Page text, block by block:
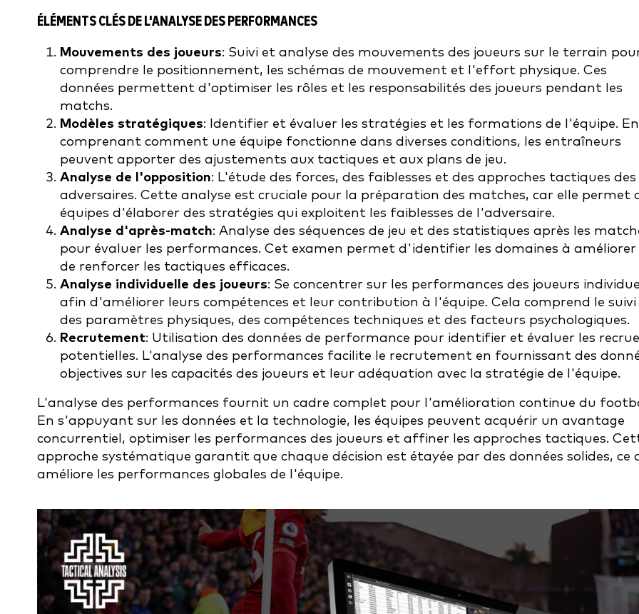
ÉLÉMENTS CLÉS DE L'ANALYSE DES PERFORMANCES
Mouvements des joueurs: Suivi et analyse des mouvements des joueurs sur le terrain
comprendre le positionnement, les schémas de mouvement et l'effort physique. Ces
données permettent d'optimiser les rôles et les responsabilités des joueurs pendant les
matchs.
Modèles stratégiques: Identifier et évaluer les stratégies et les formations de l'équipe. En
comprenant comment une équipe fonctionne dans diverses conditions, les entraîneurs
peuvent apporter des ajustements aux tactiques et aux plans de jeu.
Analyse de l'opposition: L'étude des forces, des faiblesses et des approches tactiques des
adversaires. Cette analyse est cruciale pour la préparation des matches, car elle permet
équipes d'élaborer des stratégies qui exploitent les faiblesses de l'adversaire.
Analyse d'après-match: Analyse des séquences de jeu et des statistiques après les
pour évaluer les performances. Cet examen permet d'identifier les domaines à
de renforcer les tactiques efficaces.
Analyse individuelle des joueurs: Se concentrer sur les performances des joueurs
afin d'améliorer leurs compétences et leur contribution à l'équipe. Cela comprend le suivi
des paramètres physiques, des compétences techniques et des facteurs psychologiques.
Recrutement: Utilisation des données de performance pour identifier et évaluer les
potentielles. L'analyse des performances facilite le recrutement en fournissant des
objectives sur les capacités des joueurs et leur adéquation avec la stratégie de l'équipe.
L'analyse des performances fournit un cadre complet pour l'amélioration continue du
En s'appuyant sur les données et la technologie, les équipes peuvent acquérir un avantage
concurrentiel, optimiser les performances des joueurs et affiner les approches tactiques.
approche systématique garantit que chaque décision est étayée par des données solides, ce
améliore les performances globales de l'équipe.